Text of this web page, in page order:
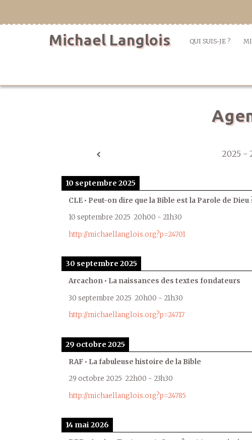
Michael Langlois QUI SUIS-JE ?
2025 -
10 septembre 2025
CLE • Peut-on dire que la Bible est la Parole de Dieu
10 septembre 2025 20h00 - 21h30
http://michaellanglois.org?p=24701
30 septembre 2025
Arcachon • La naissances des textes fondateurs
30 septembre 2025 20h00 - 21h30
http://michaellanglois.org?p=24717
29 octobre 2025
RAF • La fabuleuse histoire de la Bible
29 octobre 2025 22h00 - 23h30
http://michaellanglois.org?p=24785
14 mai 2026